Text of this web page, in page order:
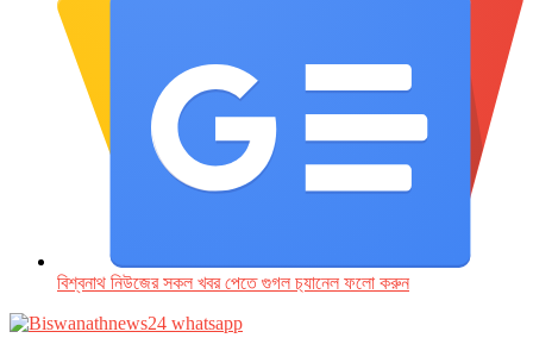
বিশ্বনাথ নিউজের সকল খবর পেতে গুগল চ‌্যানেল ফলো করুন